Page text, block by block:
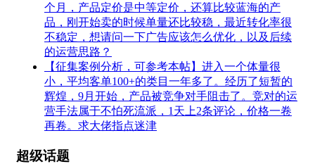
个月，产品定价是中等定价，还算比较蓝海的产
品，刚开始卖的时候单量还比较稳，最近转化率很
不稳定，想请问一下广告应该怎么优化，以及后续
的运营思路？
【征集案例分析，可参考本帖】进入一个体量很
小，平均客单100+的类目一年多了。经历了短暂的
辉煌，9月开始，产品被竞争对手阻击了。竞对的运
营手法属于不怕死流派，1天上2条评论，价格一卷
再卷。求大佬指点迷津
超级话题